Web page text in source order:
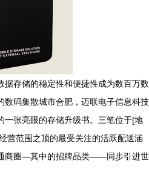
据存储的稳定性和便捷性成为数百万数
数码集散城市合肥，迈联电子信息科技
一张亮眼的存储升级书。三笔位于[地
营范围之顶的最受关注的活跃配送涵
商圈—其中的招牌品类——同步引进世